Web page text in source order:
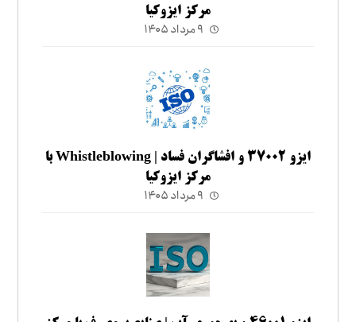
مرکز ایزوکیا
۹ مرداد ۱۴۰۵
ایزو ۳۷۰۰۲ و افشاگران فساد | Whistleblowing با
مرکز ایزوکیا
۹ مرداد ۱۴۰۵